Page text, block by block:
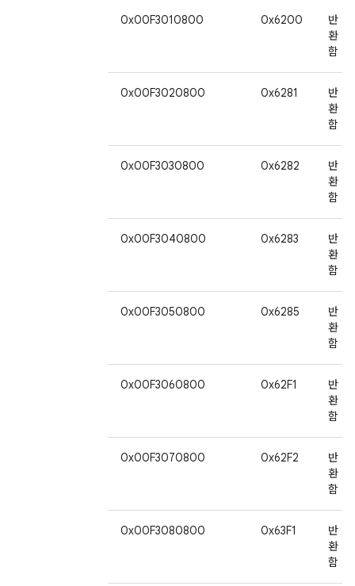
0x00F3010800 0x6200
반
환
함
0x00F3020800 0x6281
반
환
함
0x00F3030800 0x6282
반
환
함
0x00F3040800 0x6283
반
환
함
0x00F3050800 0x6285
반
환
함
0x00F3060800 0x62F1
반
환
함
0x00F3070800 0x62F2
반
환
함
0x00F3080800 0x63F1
반
환
함